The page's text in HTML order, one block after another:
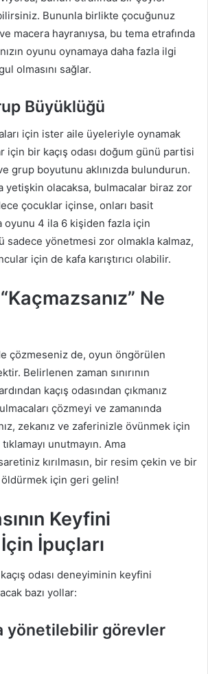
Bununla birlikte çocuğunuz
macera hayranıysa, bu tema etrafında
oyunu oynamaya daha fazla ilgi
olmasını sağlar.
Büyüklüğü
için ister aile üyeleriyle oynamak
için bir kaçış odası doğum günü partisi
grup boyutunu aklınızda bulundurun.
yetişkin olacaksa, bulmacalar biraz zor
çocuklar içinse, onları basit
oyunu 4 ila 6 kişiden fazla için
sadece yönetmesi zor olmakla kalmaz,
için de kafa karıştırıcı olabilir.
Ne
çözmeseniz de, oyun öngörülen
Belirlenen zaman sınırının
kaçış odasından çıkmanız
çözmeyi ve zamanında
zekanız ve zaferinizle övünmek için
unutmayın. Ama
kırılmasın, bir resim çekin ve bir
için geri gelin!
Keyfini
İpuçları
odası deneyiminin keyfini
bazı yollar:
yönetilebilir görevler